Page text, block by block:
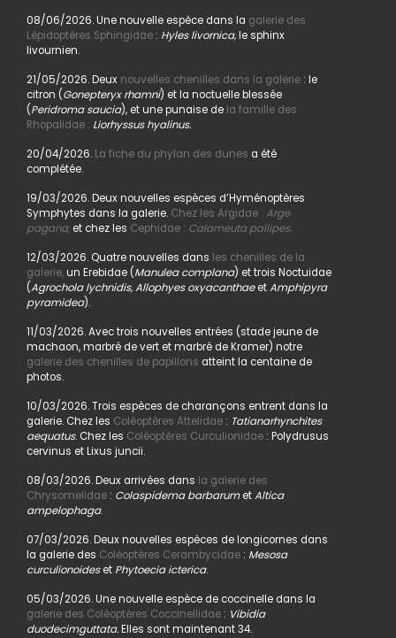
08/06/2026. Une nouvelle espèce dans la galerie des
Lépidoptères Sphingidae: Hyles livornica,le sphinx
livournien.
21/05/2026. Deux nouvelles chenilles dans la galerie : le
citron (Gonepteryx rhamni) et la noctuelle blessée
(Peridroma saucia), et une punaise dela famille des
Rhopalidae : Liorhyssus hyalinus.
20/04/2026. La fiche du phylan des dunes a été
complétée.
19/03/2026. Deux nouvelles espèces d’Hyménoptères
Symphytes dans la galerie. Chez les Argidae : Arge
pagana,et chez les Cephidae : Calameuta pallipes.
12/03/2026. Quatre nouvelles dans les chenilles de la
galerie,un Erebidae (Manulea complana) et trois Noctuidae
(Agrochola lychnidis, Allophyes oxyacanthaeetAmphipyra
pyramidea).
11/03/2026. Avec trois nouvelles entrées (stade jeune de
machaon, marbré de vert et marbré de Kramer) notre
galerie des chenilles de papillons atteint la centaine de
photos.
10/03/2026. Trois espèces de charançons entrent dans la
galerie. Chez les Coléoptères Attelidae: Tatianarhynchites
aequatus. Chez les Coléoptères Curculionidae: Polydrusus
cervinus et Lixus juncii.
08/03/2026. Deux arrivées dans la galerie des
Chrysomelidae: Colaspidema barbarumetAltica
ampelophaga.
07/03/2026. Deux nouvelles espèces de longicornes dans
la galerie des Coléoptères Cerambycidae: Mesosa
curculionoideset Phytoecia icterica.
05/03/2026. Une nouvelle espèce de coccinelle dans la
galerie des Coléoptères Coccinellidae: Vibidia
duodecimguttata.Elles sont maintenant 34.